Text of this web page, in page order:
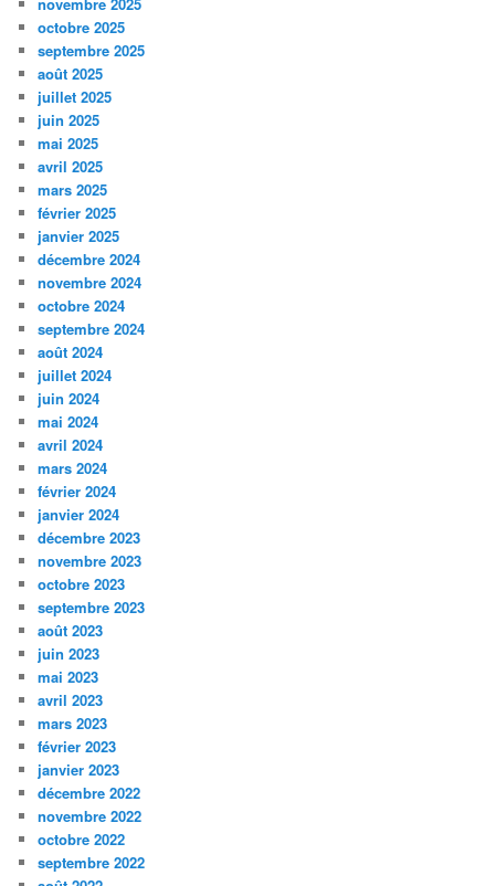
octobre 2025
septembre 2025
août 2025
juillet 2025
juin 2025
mai 2025
avril 2025
mars 2025
février 2025
janvier 2025
décembre 2024
novembre 2024
octobre 2024
septembre 2024
août 2024
juillet 2024
juin 2024
mai 2024
avril 2024
mars 2024
février 2024
janvier 2024
décembre 2023
novembre 2023
octobre 2023
septembre 2023
août 2023
juin 2023
mai 2023
avril 2023
mars 2023
février 2023
janvier 2023
décembre 2022
novembre 2022
octobre 2022
septembre 2022